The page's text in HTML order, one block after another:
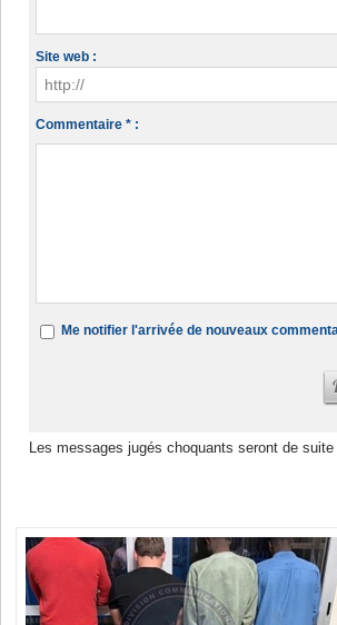
Site web :
Commentaire * :
Me notifier l'arrivée de nouveaux
Les messages jugés choquants seront de suite